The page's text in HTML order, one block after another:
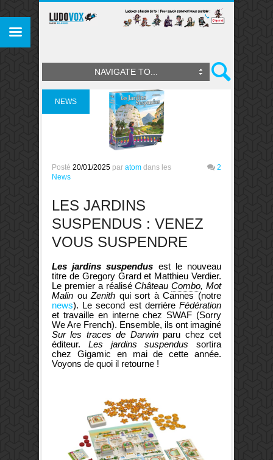
NAVIGATE TO...
NEWS
Posté 20/01/2025 par atom dans les
News
2
LES JARDINS
SUSPENDUS : VENEZ
VOUS SUSPENDRE
Les jardins suspendus est le nouveau
titre de Gregory Grard et Matthieu Verdier.
Le premier a réaliséChâteauCombo, Mot
Malin ouZenith qui sort à Cannes (notre
news). Le second est derrière Fédération
et travaille en interne chez SWAF (Sorry
We Are French). Ensemble, ils ont imaginé
Sur les traces de Darwinparu chez cet
éditeur. Les jardins suspendus sortira
chez Gigamic en mai de cette année.
Voyons de quoi il retourne !